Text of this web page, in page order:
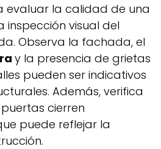
evaluar la calidad de una
inspección visual del
Observa la fachada, el
y la presencia de grietas
pueden ser indicativos
Además, verifica
cierren
puede reflejar la